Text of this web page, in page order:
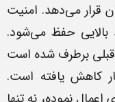
قرار می‌دهد. امنیت
بالایی حفظ می‌شود.
برطرف شده است
کاهش یافته است.